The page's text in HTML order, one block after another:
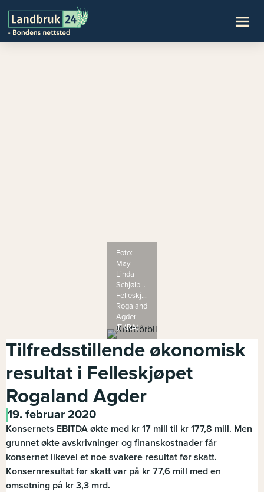
Foto:
May-
Linda
Schjølberg;
Felleskjøpet
Rogaland
Agder
(FKRA)
Tilfredsstillende økonomisk
resultat i Felleskjøpet
Rogaland Agder
19. februar 2020
Konsernets EBITDA økte med kr 17 mill til kr 177,8 mill. Men
grunnet økte avskrivninger og finanskostnader får
konsernet likevel et noe svakere resultat før skatt.
Konsernresultat før skatt var på kr 77,6 mill med en
omsetning på kr 3,3 mrd.